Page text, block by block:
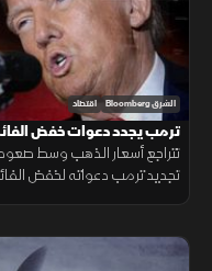
الشرق Bloomberg اقتصاد
ترمب يجدد دعوات خفض
تتراجع أسعار الذهب وسط صعود
تجديد ترمب دعواته لخفض